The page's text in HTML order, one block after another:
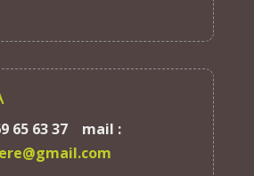
65 63 37 mail :